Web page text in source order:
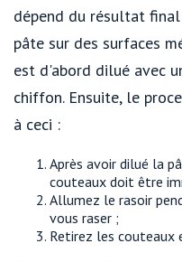
dépend du résultat
pâte sur des surfaces
est d'abord dilué avec
chiffon. Ensuite, le
à ceci :
Après avoir dilué la
couteaux doit être
Allumez le rasoir
vous raser ;
Retirez les couteaux